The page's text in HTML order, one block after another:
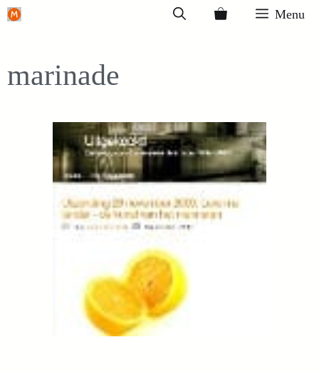
Ga
Menu
marinade